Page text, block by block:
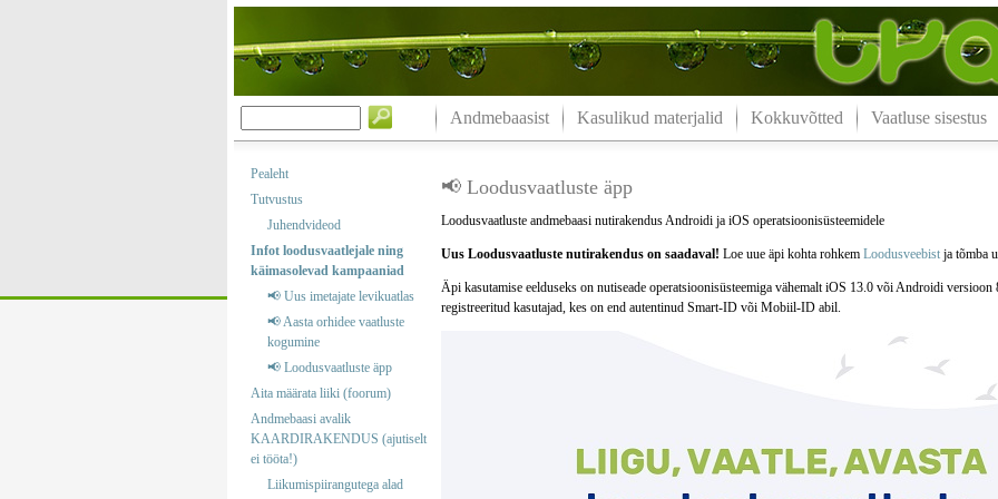
Andmebaasist Kasulikud materjalid Kokkuvõtted Vaatluse sisestus
Pealeht
Tutvustus
Juhendvideod
Infot loodusvaatlejale ning
käimasolevad kampaaniad
📢 Uus imetajate levikuatlas
📢 Aasta orhidee vaatluste
kogumine
📢 Loodusvaatluste äpp
Aita määrata liiki (foorum)
Andmebaasi avalik
KAARDIRAKENDUS (ajutiselt
ei tööta!)
Liikumispiirangutega alad
📢 Loodusvaatluste äpp
Loodusvaatluste andmebaasi nutirakendus Androidi ja iOS operatsioonisüsteemidele
Uus Loodusvaatluste nutirakendus on saadaval! Loe uue äpi kohta rohkem Loodusveebistja tõmba
Äpi kasutamise eelduseks on nutiseade operatsioonisüsteemiga vähemalt iOS 13.0 või Androidi
registreeritud kasutajad, kes on end autentinud Smart-ID või Mobiil-ID abil.